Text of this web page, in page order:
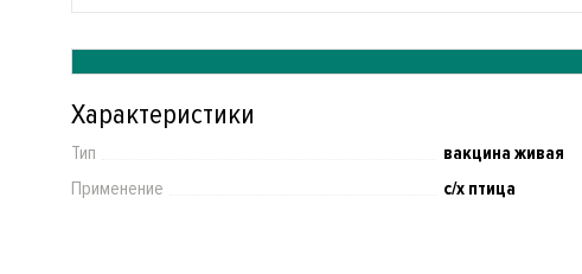
Характеристики
Тип
вакцина живая
Применение
с/х птица